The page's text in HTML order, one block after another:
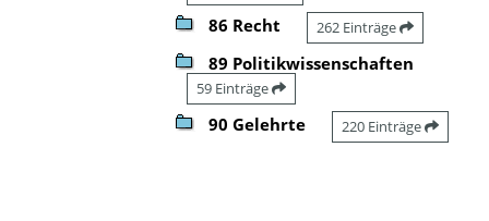
86 Recht 262 Einträge
89 Politikwissenschaften
59 Einträge
90 Gelehrte 220 Einträge